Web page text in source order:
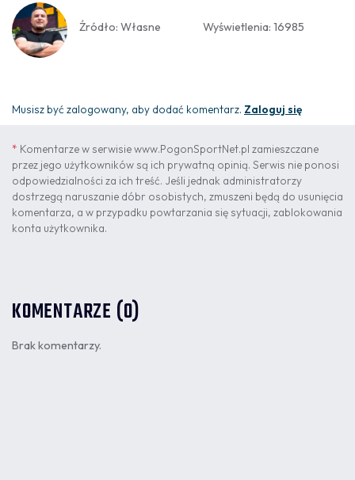
Źródło: Własne Wyświetlenia: 16985
Musisz być zalogowany, aby dodać komentarz. Zaloguj się
* Komentarze w serwisie www.PogonSportNet.pl zamieszczane
przez jego użytkowników są ich prywatną opinią. Serwis nie ponosi
odpowiedzialności za ich treść. Jeśli jednak administratorzy
dostrzegą naruszanie dóbr osobistych, zmuszeni będą do usunięcia
komentarza, a w przypadku powtarzania się sytuacji, zablokowania
konta użytkownika.
KOMENTARZE (0)
Brak komentarzy.